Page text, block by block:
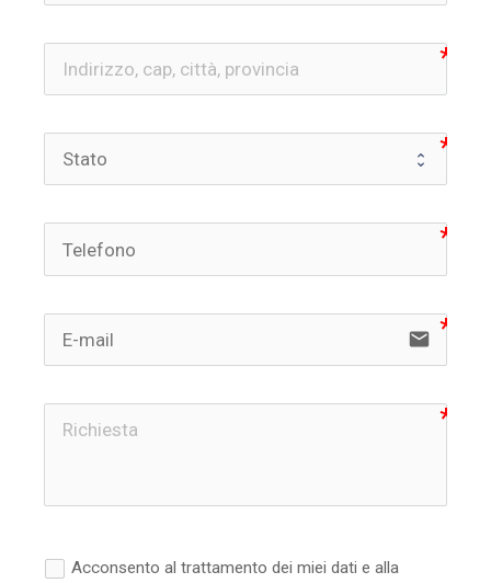
email
Acconsento al trattamento dei miei dati e alla